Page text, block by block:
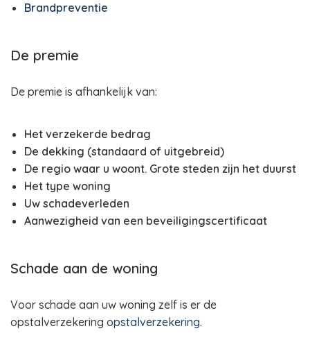
Brandpreventie
De premie
De premie is afhankelijk van:
Het verzekerde bedrag
De dekking (standaard of uitgebreid)
De regio waar u woont. Grote steden zijn het duurst
Het type woning
Uw schadeverleden
Aanwezigheid van een beveiligingscertificaat
Schade aan de woning
Voor schade aan uw woning zelf is er de
opstalverzekering opstalverzekering.